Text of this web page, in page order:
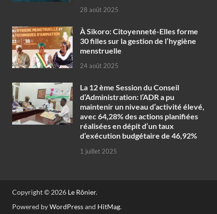
28 août 2025
À Sikoro: Citoyenneté-Elles forme
30 filles sur la gestion de l’hygiène
menstruelle
24 août 2025
La 12 ème Session du Conseil
d’Administration: l’ADR a pu
maintenir un niveau d’activité élevé,
avec 64,28% des actions planifiées
réalisées en dépit d’un taux
d’exécution budgétaire de 46,92%
1 juillet 2025
Copyright © 2026 Le Rônier.
Powered byWordPressand HitMag.